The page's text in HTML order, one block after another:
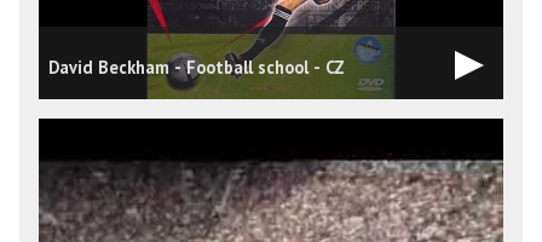
David Beckham - Football school - CZ